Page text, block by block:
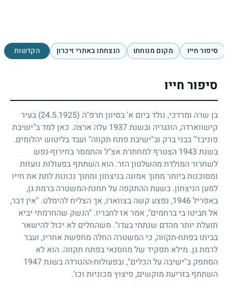
סיפור חייו מקום מנוחתו הנצחתו באתרי זיכרון הקדשות
סיפור חייו
בן שרה ומרדכי, נולד ביום א' בסיוון תרפ"ה (24.5.1925)
בעיר
קישווארדה, הונגריה ובשנת1937 עלה ארצה. כאן למד ב"ישיבת
פוניבז'" בבני ברק וב"ישיבת פתח תקווה" ועבד בליטוש יהלומים.
בשנת 1943 הצטרף למחתרת אצ"ל והתמסר בחירוף-נפש
לשחרור המולדת מהשלטון הזר. הוא השתתף בפעולות נועזות
ומסוכנות ביותר מתוך אמונה בניצחון ומתוך נכונות לתת את חייו
למען הניצחון. בשעת ההתקפה על תחנת-המשטרה ברמת גן,
באפריל1946, נפצע קשה בצווארו, אך הצליח להימלט. "אין דבר,
אל תביטו בי ברחמים", אמר אז לחבריו. "הנשק שהחרמתי יביא
תועלת יותר מהדם שנתתי בעדו". משהחלים לא יכול להישאר
בביתו בפתח-תקווה, כי המשטרה החלה מחפשת אחריו, ועבר
לרמת גן. מילא תפקיד של מחסנאי בפתח תקווה. הוא לא
הסתפק ב"ישיבה על הכלים", ובפעולות-ההטרדה בשנת1947
השתתף בזריעת מוקשים, פיצוץ מכוניות וכו'.